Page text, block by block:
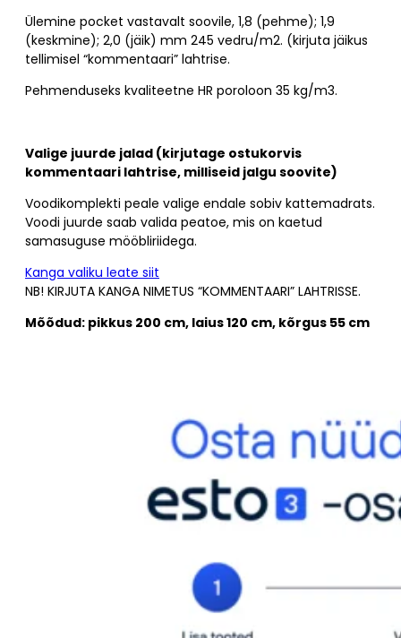
Ülemine pocket vastavalt soovile, 1,8 (pehme); 1,9
(keskmine); 2,0 (jäik) mm 245 vedru/m2. (kirjuta jäikus
tellimisel “kommentaari” lahtrise.
Pehmenduseks kvaliteetne HR poroloon 35 kg/m3.
Valige juurde jalad (kirjutage ostukorvis
kommentaari lahtrise, milliseid jalgu soovite)
Voodikomplekti peale valige endale sobiv kattemadrats.
Voodi juurde saab valida peatoe, mis on kaetud
samasuguse mööbliriidega.
Kanga valiku leate siit
NB! KIRJUTA KANGA NIMETUS “KOMMENTAARI” LAHTRISSE.
Mõõdud: pikkus 200 cm, laius 120 cm, kõrgus 55 cm